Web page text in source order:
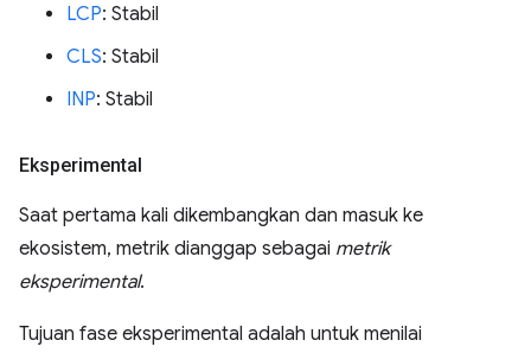
LCP: Stabil
CLS: Stabil
INP: Stabil
Eksperimental
Saat pertama kali dikembangkan dan masuk ke
ekosistem, metrik dianggap sebagai metrik
eksperimental.
Tujuan fase eksperimental adalah untuk menilai